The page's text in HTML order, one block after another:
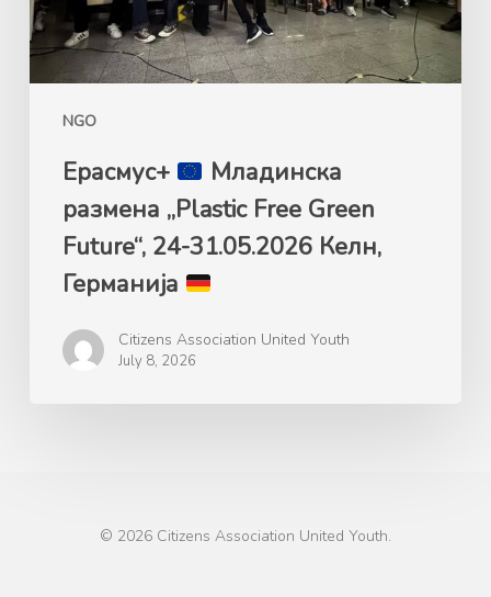
NGO
Future“,
24-
31.05.2026
Германија
Ерасмус+
Mладинска
размена „Plastic Free Green
Future“, 24-31.05.2026 Келн,
Германија
Citizens Association United Youth
July 8, 2026
© 2026 Citizens Association United Youth.